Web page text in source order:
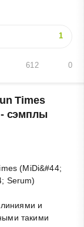
1
0
612
Times
- сэмплы
линиями и
такими